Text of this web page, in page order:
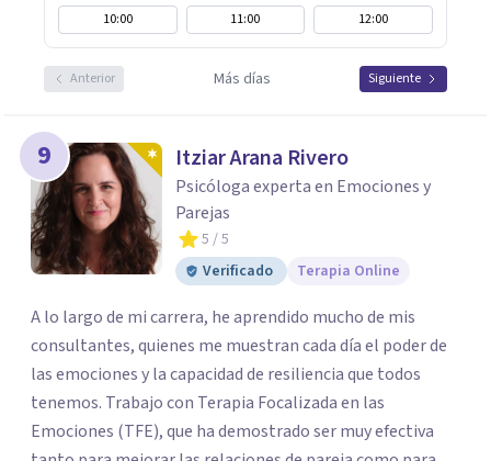
10:00
11:00 12:00
Anterior Más días Siguiente
9 Itziar Arana Rivero
Psicóloga experta en Emociones y
Parejas
5 / 5
Verificado
Terapia Online
A lo largo de mi carrera, he aprendido mucho de mis
consultantes, quienes me muestran cada día el poder de
las emociones y la capacidad de resiliencia que todos
tenemos. Trabajo con Terapia Focalizada en las
Emociones (TFE), que ha demostrado ser muy efectiva